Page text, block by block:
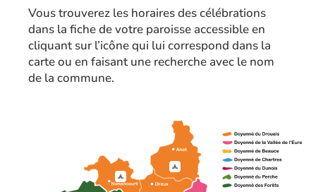
Vous trouverez les horaires des célébrations
dans la fiche de votre paroisse accessible en
cliquant sur l’icône qui lui correspond dans la
carte ou en faisant une recherche avec le nom
de la commune.